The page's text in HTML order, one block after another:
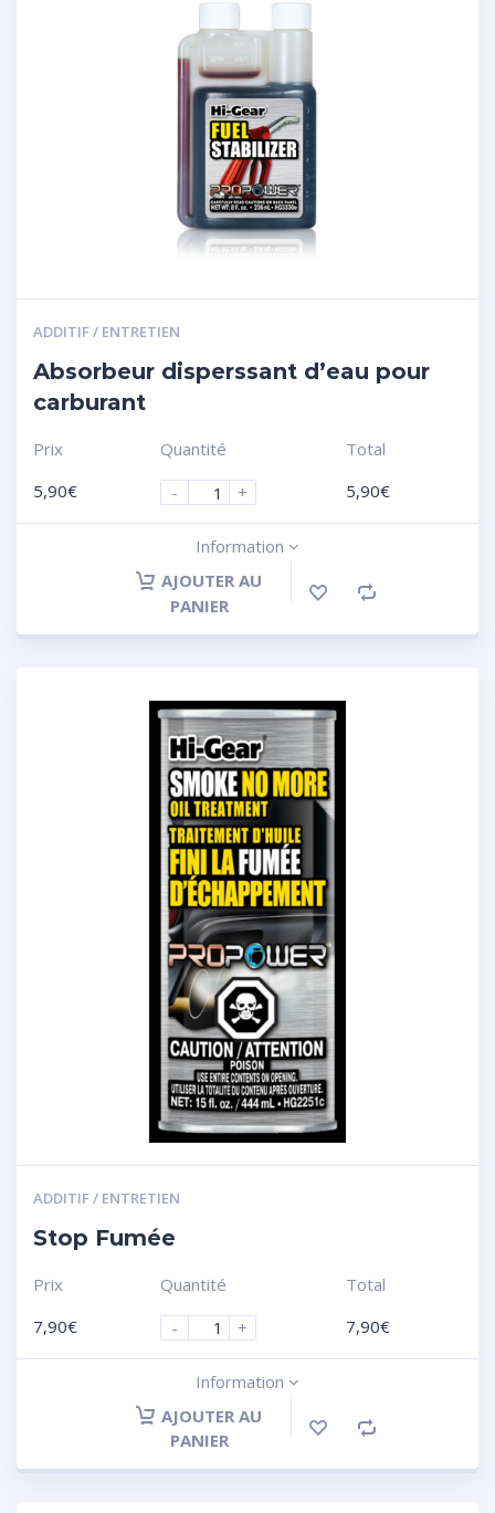
ADDITIF / ENTRETIEN
Absorbeur disperssant d’eau pour
carburant
Prix
5,90€
Quantité
-
+
Total
5,90€
Information
AJOUTER AU
PANIER
ADDITIF / ENTRETIEN
Stop Fumée
Prix
7,90€
Quantité
-
+
Total
7,90€
Information
AJOUTER AU
PANIER